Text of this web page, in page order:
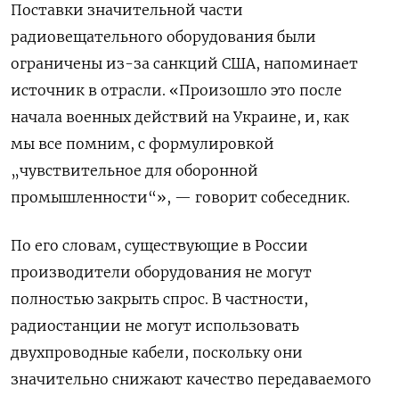
Поставки значительной части
радиовещательного оборудования были
ограничены из-за санкций США, напоминает
источник в отрасли. «Произошло это после
начала военных действий на Украине, и, как
мы все помним, с формулировкой
„чувствительное для оборонной
промышленности“», — говорит собеседник.
По его словам, существующие в России
производители оборудования не могут
полностью закрыть спрос. В частности,
радиостанции не могут использовать
двухпроводные кабели, поскольку они
значительно снижают качество передаваемого